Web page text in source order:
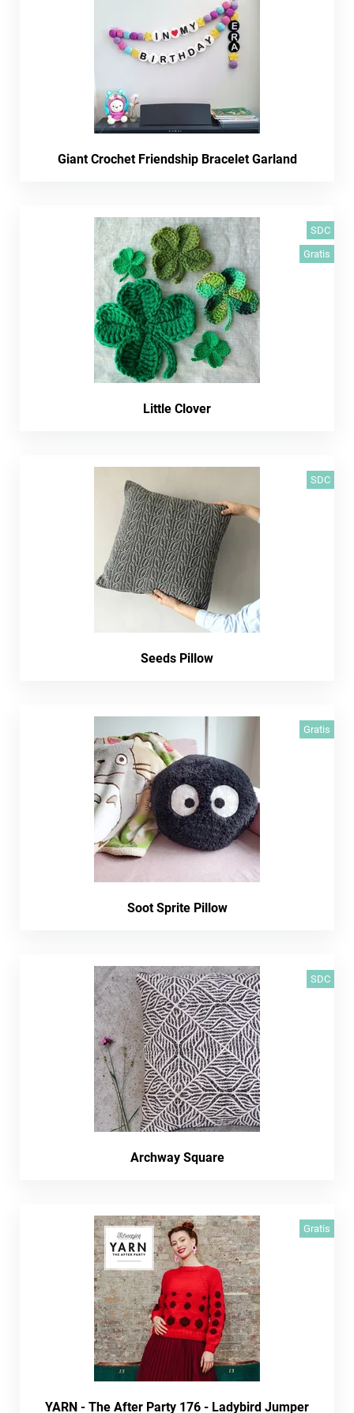
Giant Crochet Friendship Bracelet Garland
SDC
Gratis
Little Clover
SDC
Seeds Pillow
Gratis
Soot Sprite Pillow
SDC
Archway Square
Gratis
YARN - The After Party 176 - Ladybird Jumper